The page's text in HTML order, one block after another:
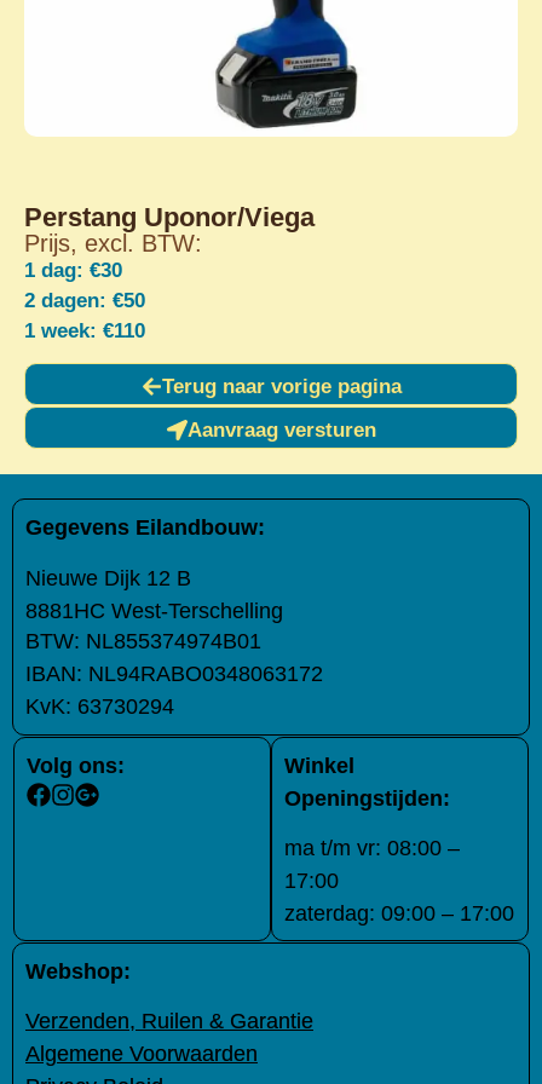
Perstang Uponor/Viega
Prijs, excl. BTW:
1 dag: €30
2 dagen: €50
1 week: €110
Terug naar vorige pagina
Aanvraag versturen
Gegevens Eilandbouw:
Nieuwe Dijk 12 B
8881HC West-Terschelling
BTW: NL855374974B01
IBAN: NL94RABO0348063172
KvK: 63730294
Winkel
Openingstijden:
ma t/m vr: 08:00 –
17:00
zaterdag: 09:00 – 17:00
Volg ons:
Webshop:
Verzenden, Ruilen & Garantie
Algemene Voorwaarden